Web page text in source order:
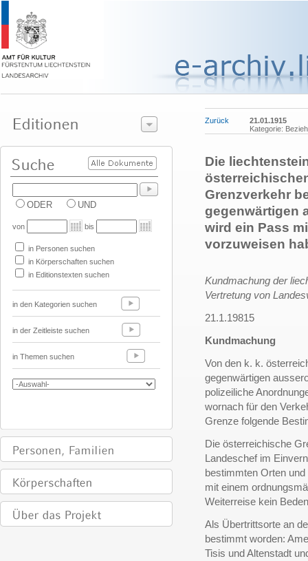
ODER UND
von bis
in Personen suchen
in Körperschaften suchen
in Editionstexten suchen
in den Kategorien suchen
in der Zeitleiste suchen
in Themen suchen
Zurück
21.01.1915
Kategorie:
Die
Grenzverkehr
gegenwärtigen
wird ein Pass
vorzuweisen
Kundmachung der
Vertretung von
21.1.19815
Kundmachung
Von den k. k.
gegenwärtigen
polizeiliche
wornach für den
Grenze folgende
Die österreichische
Landeschef im
bestimmten Orten
mit einem
Weiterreise kein
Als Übertrittsorte an
bestimmt worden:
Tisis und Altenstadt